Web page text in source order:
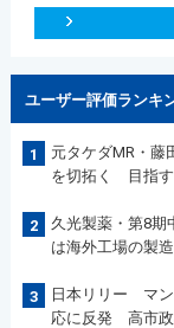
ユーザー評価ランキ
1
元タケダMR・
を切拓く 目指す
2
久光製薬・第8
は海外工場の製
3
日本リリー マン
応に反発 高市政